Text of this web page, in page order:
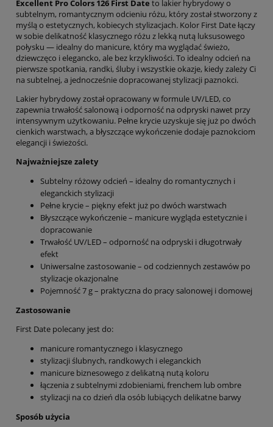
Excellent Pro Colors 126 First Date to lakier hybrydowy o
subtelnym, romantycznym odcieniu różu, który został stworzony z
myślą o estetycznych, kobiecych stylizacjach. Kolor First Date łączy
w sobie delikatność klasycznego różu z lekką nutą luksusowego
połysku — idealny do manicure, który ma wyglądać świeżo,
dziewczęco i elegancko, ale bez krzykliwości. To idealny odcień na
pierwsze spotkania, randki, śluby i wszystkie okazje, kiedy zależy Ci
na subtelnej, a jednocześnie dopracowanej stylizacji paznokci.
Lakier hybrydowy został opracowany w formule UV/LED, co
zapewnia trwałość salonową i odporność na odpryski nawet przy
intensywnym użytkowaniu. Pełne krycie uzyskuje się już po dwóch
cienkich warstwach, a błyszczące wykończenie dodaje paznokciom
elegancji i świeżości.
Najważniejsze zalety
Subtelny różowy odcień – idealny do romantycznych i
eleganckich stylizacji
Pełne krycie – piękny efekt już po dwóch warstwach
Błyszczące wykończenie – manicure wygląda estetycznie i
dopracowanie
Trwałość UV/LED – odporność na odpryski i długotrwały
efekt
Uniwersalne zastosowanie – od codziennych zestawów po
stylizacje okazjonalne
Pojemność 7 g – praktyczna do pracy salonowej i domowej
Zastosowanie
First Date polecany jest do:
manicure romantycznego i klasycznego
stylizacji ślubnych, randkowych i eleganckich
manicure biznesowego z delikatną nutą koloru
łączenia z subtelnymi zdobieniami, frenchem lub ombre
stylizacji na co dzień dla osób lubiących delikatne barwy
Sposób użycia